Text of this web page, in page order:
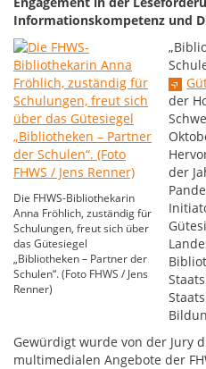
Informationskompetenz und
Die FHWS-Bibliothekarin
Anna Fröhlich, zuständig für
Schulungen, freut sich über
das Gütesiegel
„Bibliotheken – Partner der
Schulen“. (Foto FHWS / Jens
Renner)
der
der
Gewürdigt wurde von der Jury
multimedialen Angebote der